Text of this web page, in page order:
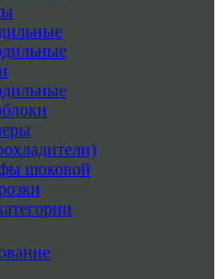
шоковой